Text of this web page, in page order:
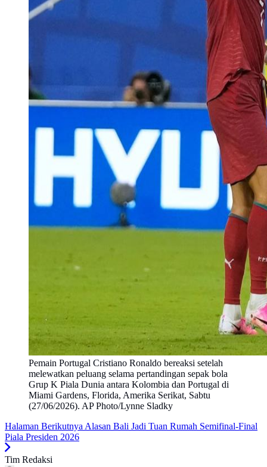
Pemain Portugal Cristiano Ronaldo bereaksi setelah
melewatkan peluang selama pertandingan sepak bola
Grup K Piala Dunia antara Kolombia dan Portugal di
Miami Gardens, Florida, Amerika Serikat, Sabtu
(27/06/2026). AP Photo/Lynne Sladky
Halaman BerikutnyaAlasan Bali Jadi Tuan Rumah Semifinal-Final
Piala Presiden 2026
Tim Redaksi